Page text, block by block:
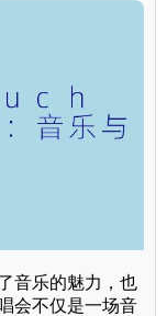
音乐的魅力，也
会不仅是一场音